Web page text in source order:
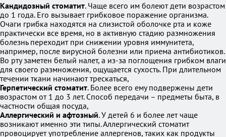
Кандидозный стоматит. Чаще всего им болеют дети возрастом
до 1 года. Его вызывает грибковое поражение организма.
Очаги грибка находятся на слизистой оболочке рта и коже
практически все время, но в активную стадию размножения
болезнь переходит при снижении уровня иммунитета,
например, после вирусной болезни или приема антибиотиков.
Во рту заметен белый налет, а из-за поглощения грибком влаги
для своего размножения, ощущается сухость. При длительном
течении ткани начинают трескаться,
Герпетический стоматит. Более всего ему подвержены дети
возрастом от 1 до 3 лет. Способ передачи – предметы быта, в
частности общая посуда,
Аллергический и афтозный. У детей 6 и более лет чаще
возникают именно эти типы. Аллергический стоматит
провоцирует употребление аллергенов, таких как продукты